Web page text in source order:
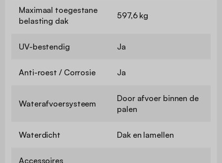
Maximaal toegestane
belasting dak
597,6 kg
UV-bestendig Ja
Anti-roest / Corrosie Ja
Waterafvoersysteem
Door afvoer binnen de
palen
Waterdicht Dak en lamellen
Accessoires